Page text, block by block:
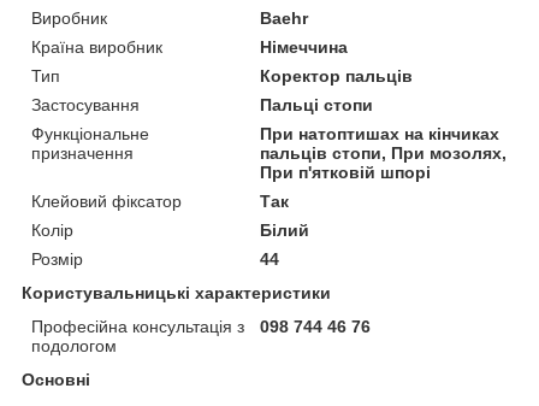
Виробник
Baehr
Країна виробник
Німеччина
Тип
Коректор пальців
Застосування
Пальці стопи
Функціональне
призначення
При натоптишах на кінчиках
пальців стопи, При мозолях,
При п'ятковій шпорі
Клейовий фіксатор
Так
Колір
Білий
Розмір
44
Користувальницькі характеристики
Професійна консультація з
подологом
098 744 46 76
Основні